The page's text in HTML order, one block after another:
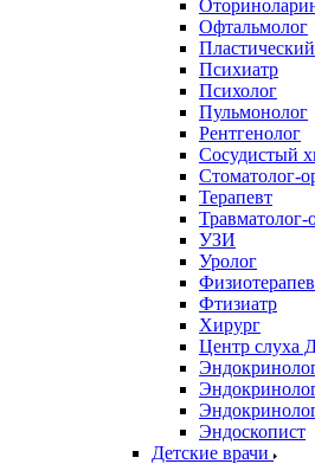
Офтальмолог
Психиатр
Психолог
Пульмонолог
Рентгенолог
Сосудистый
Стоматолог-
Терапевт
Травматолог-
УЗИ
Уролог
Фтизиатр
Хирург
Центр слуха
Эндоскопист
Детские врачи